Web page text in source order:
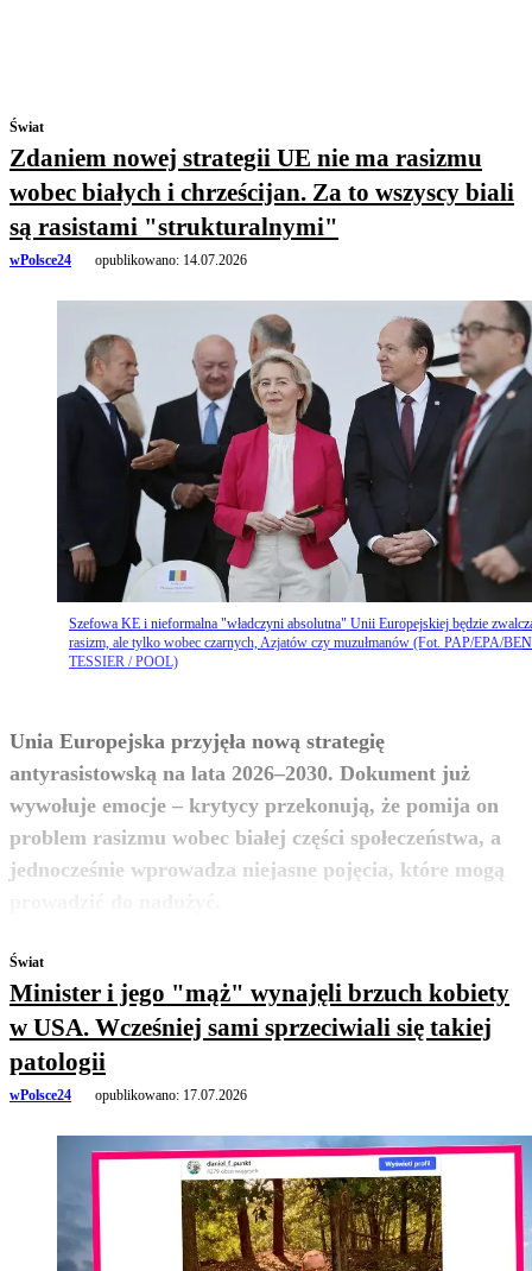
Świat
Zdaniem nowej strategii UE nie ma rasizmu
wobec białych i chrześcijan. Za to wszyscy biali
są rasistami "strukturalnymi"
wPolsce24 opublikowano: 14.07.2026
Szefowa KE i nieformalna "władczyni absolutna" Unii Europejskiej będzie
rasizm, ale tylko wobec czarnych, Azjatów czy muzułmanów (Fot. PAP/EPA/
TESSIER / POOL)
Unia Europejska przyjęła nową strategię
antyrasistowską na lata 2026–2030. Dokument już
wywołuje emocje – krytycy przekonują, że pomija on
problem rasizmu wobec białej części społeczeństwa, a
jednocześnie wprowadza niejasne pojęcia, które mogą
zobacz więcej
Świat
Minister i jego "mąż" wynajęli brzuch kobiety
w USA. Wcześniej sami sprzeciwiali się takiej
patologii
wPolsce24 opublikowano: 17.07.2026